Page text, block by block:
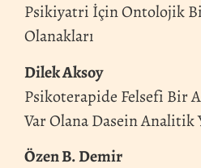
Psikiyatri İçin Ontolojik
Olanakları
Dilek Aksoy
Psikoterapide Felsefi Bir
Var Olana Dasein Analitik
Özen B. Demir